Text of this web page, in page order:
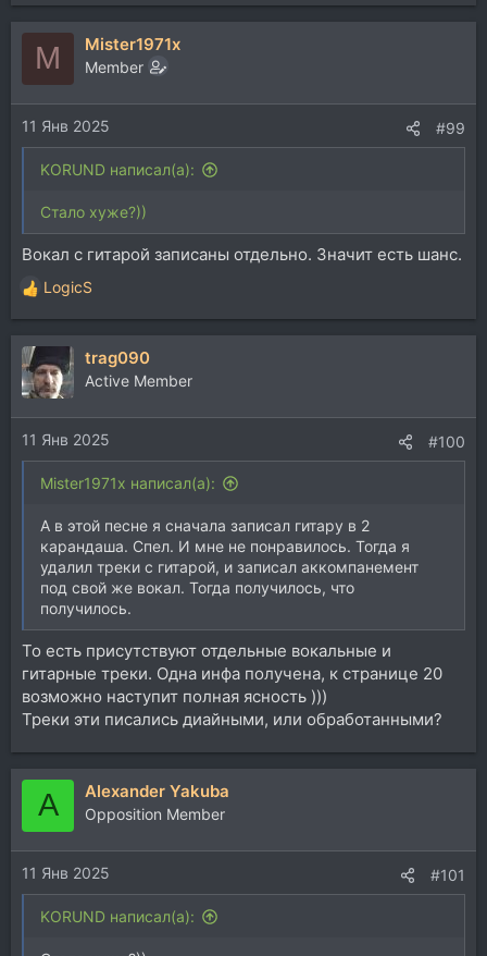
M Mister1971x
Member
11 Янв 2025 #99
KORUND написал(а):
Стало хуже?))
Вокал с гитарой записаны отдельно. Значит есть шанс.
Р
е
а
к
ц
и
и
:
LogicS
trag090
Active Member
11 Янв 2025 #100
Mister1971x написал(а):
А в этой песне я сначала записал гитару в 2
карандаша. Спел. И мне не понравилось. Тогда я
удалил треки с гитарой, и записал аккомпанемент
под свой же вокал. Тогда получилось, что
получилось.
То есть присутствуют отдельные вокальные и
гитарные треки. Одна инфа получена, к странице 20
возможно наступит полная ясность )))
Треки эти писались диайными, или обработанными?
A Alexander Yakuba
Opposition Member
11 Янв 2025 #101
KORUND написал(а):